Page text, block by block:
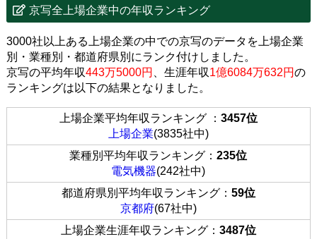
京写全上場企業中の年収ランキング
3000社以上ある上場企業の中での京写のデータを上場企業
別・業種別・都道府県別にランク付けしました。
京写の平均年収443万5000円 、生涯年収1億6084万632円の
ランキングは以下の結果となりました。
上場企業平均年収ランキング ： 3457位
上場企業(3835社中)
業種別平均年収ランキング：235位
電気機器(242社中)
都道府県別平均年収ランキング： 59位
京都府(67社中)
上場企業生涯年収ランキング： 3487位